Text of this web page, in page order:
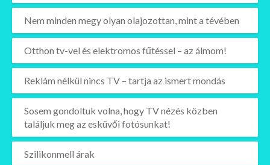
Nem minden megy olyan olajozottan, mint a tévében
Otthon tv-vel és elektromos fűtéssel – az álmom!
Reklám nélkül nincs TV – tartja az ismert mondás
Sosem gondoltuk volna, hogy TV nézés közben
találjuk meg az esküvői fotósunkat!
Szilikonmell árak